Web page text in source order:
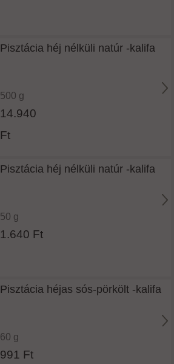
Pisztácia héj nélküli natúr -kalifa
500 g
14.940
Ft
Pisztácia héj nélküli natúr -kalifa
50 g
1.640 Ft
Pisztácia héjas sós-pörkölt -kalifa
60 g
991 Ft